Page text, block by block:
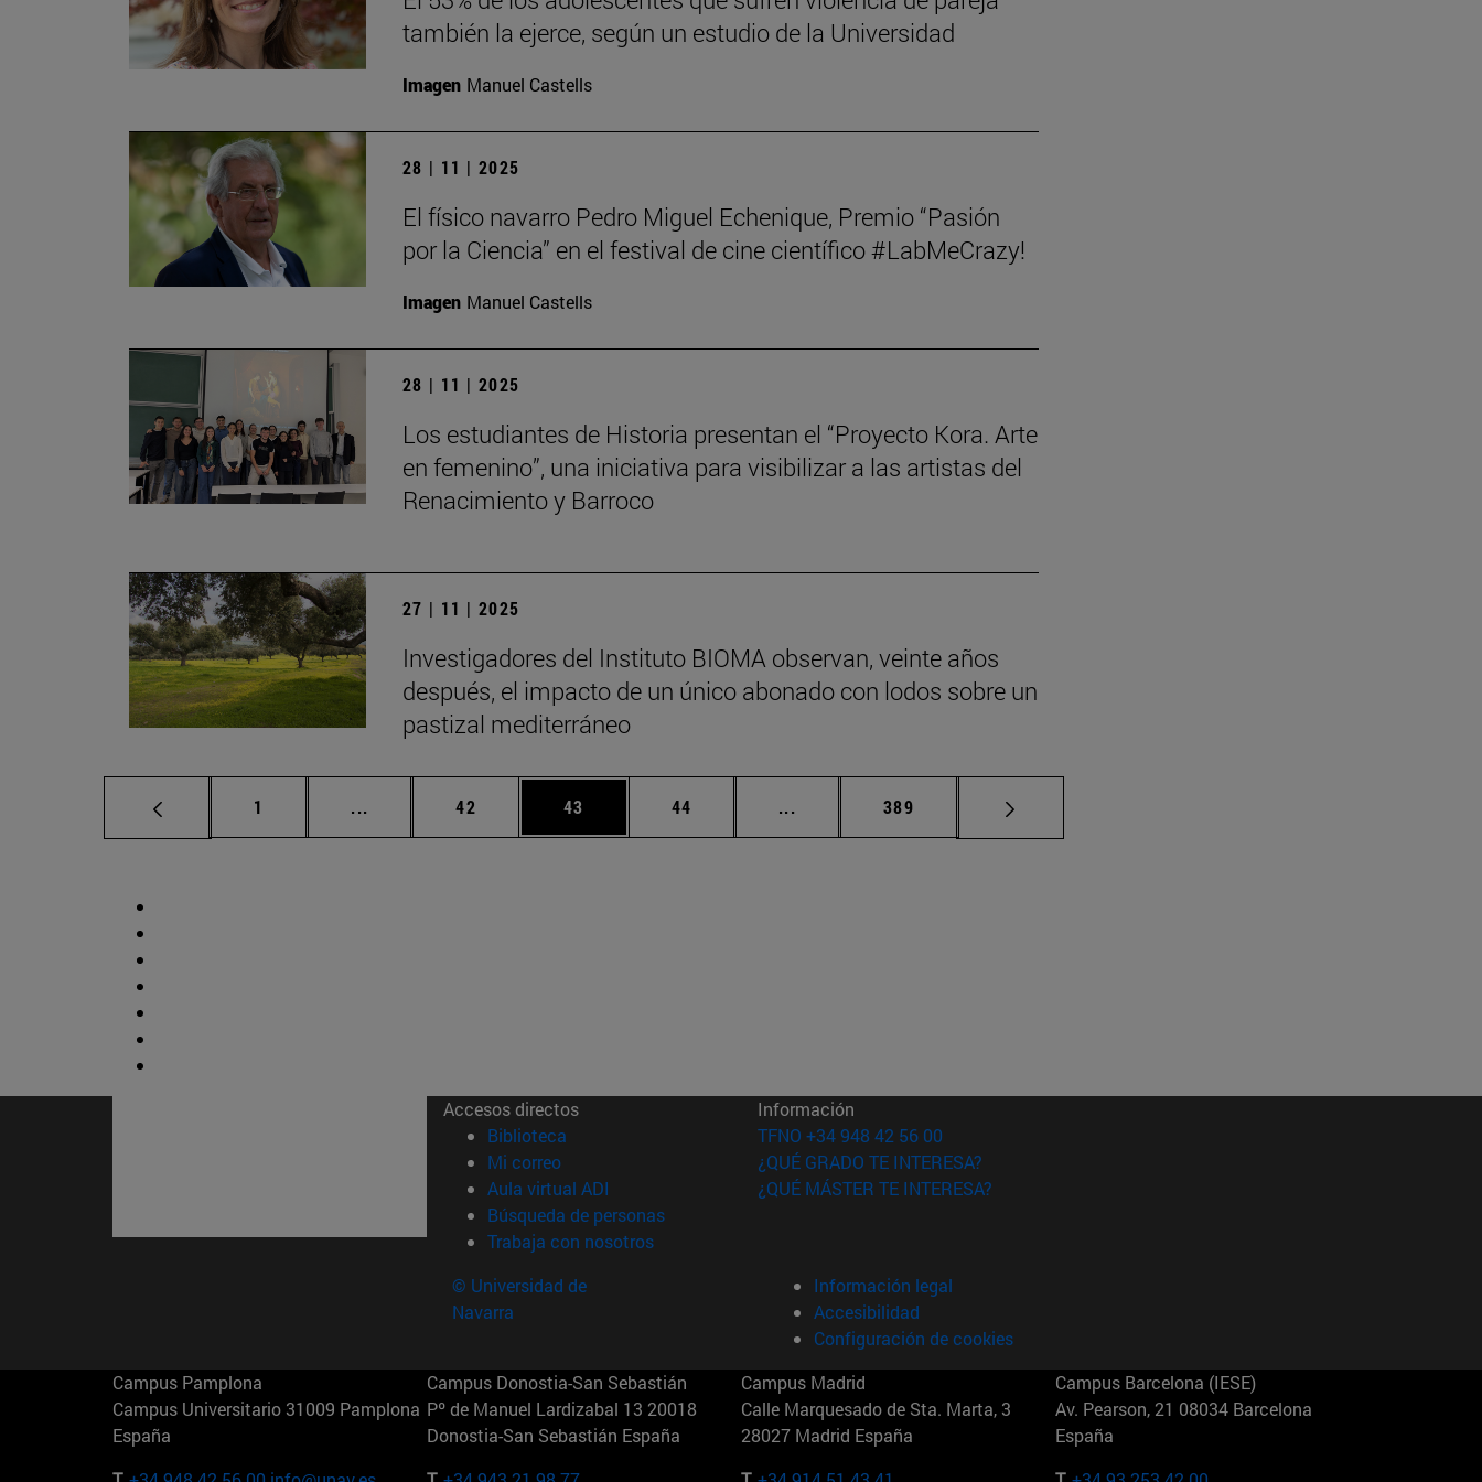
también la ejerce, según un estudio de la Universidad
Imagen Manuel Castells
28 | 11 | 2025
El físico navarro Pedro Miguel Echenique, Premio “Pasión
por la Ciencia” en el festival de cine científico #LabMeCrazy!
Imagen Manuel Castells
28 | 11 | 2025
Los estudiantes de Historia presentan el “Proyecto Kora. Arte
en femenino”, una iniciativa para visibilizar a las artistas del
Renacimiento y Barroco
27 | 11 | 2025
Investigadores del Instituto BIOMA observan, veinte años
después, el impacto de un único abonado con lodos sobre un
pastizal mediterráneo
Página
1 ... Páginas intermedias Use TAB para desplazarse.
Página
42 Página
43 Página
44 ... Páginas intermedias Use TAB para desplazarse.
Página
389
Accesos directos
Biblioteca (abre en nueva ventana)
Mi correo(abre en nueva ventana)
Aula virtual ADI (abre en nueva ventana)
Búsqueda de personas(abre en nueva ventana)
Trabaja con nosotros(abre en nueva ventana)
Información
TFNO +34 948 42 56 00
¿QUÉ GRADO TE INTERESA?
¿QUÉ MÁSTER TE INTERESA?
© Universidad de
Navarra
Información legal
Accesibilidad
Configuración de cookies
Campus Pamplona
Campus Universitario 31009 Pamplona
España
Campus Donostia-San Sebastián
Pº de Manuel Lardizabal 13 20018
Donostia-San Sebastián España
Campus Madrid
Calle Marquesado de Sta. Marta, 3
28027 Madrid España
Campus Barcelona (IESE)
Av. Pearson, 21 08034 Barcelona
España